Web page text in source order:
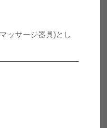
ッサージ器具)とし